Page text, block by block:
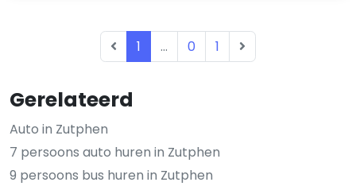
Gerelateerd
Auto in Zutphen
7 persoons auto huren in Zutphen
9 persoons bus huren in Zutphen
1 ... 0 1